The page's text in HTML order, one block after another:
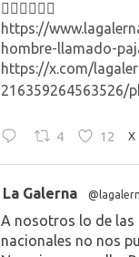
👉🏻👉🏻👉🏻
https://
hombre-llamado-
https://x.com/
216359264563526/
4 12 X
La Galerna
A nosotros lo de las
nacionales no nos